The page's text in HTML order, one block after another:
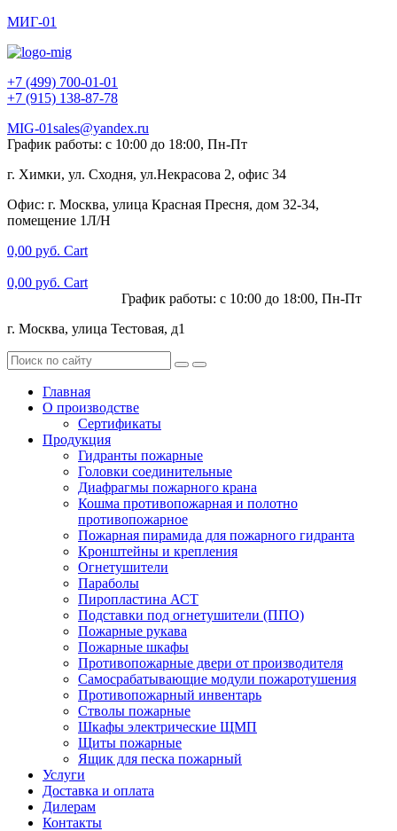
МИГ-01
+7 (499) 700-01-01
+7 (915) 138-87-78
MIG-01sales@yandex.ru
График работы: с 10:00 до 18:00, Пн-Пт
г. Химки, ул. Сходня, ул.Некрасова 2, офис 34
Офис: г. Москва, улица Красная Пресня, дом 32-34,
помещение 1Л/Н
0,00 руб. Cart
0,00 руб. Cart
График работы: с 10:00 до 18:00, Пн-Пт
г. Москва, улица Тестовая, д1
Главная
О производстве
Сертификаты
Продукция
Гидранты пожарные
Головки соединительные
Диафрагмы пожарного крана
Кошма противопожарная и полотно
противопожарное
Пожарная пирамида для пожарного гидранта
Кронштейны и крепления
Огнетушители
Параболы
Пиропластина АСТ
Подставки под огнетушители (ППО)
Пожарные рукава
Пожарные шкафы
Противопожарные двери от производителя
Самосрабатывающие модули пожаротушения
Противопожарный инвентарь
Стволы пожарные
Шкафы электрические ЩМП
Щиты пожарные
Ящик для песка пожарный
Услуги
Доставка и оплата
Дилерам
Контакты